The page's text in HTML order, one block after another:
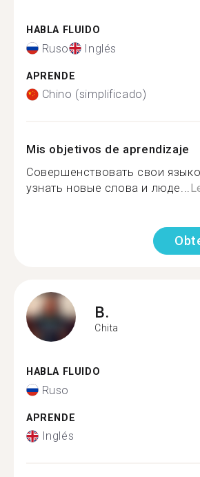
HABLA FLUIDO
Ruso Inglés
APRENDE
Chino (simplificado)
Mis objetivos de aprendizaje
Совершенствовать свои
узнать новые слова и люде...
B.
Chita
HABLA FLUIDO
Ruso
APRENDE
Inglés